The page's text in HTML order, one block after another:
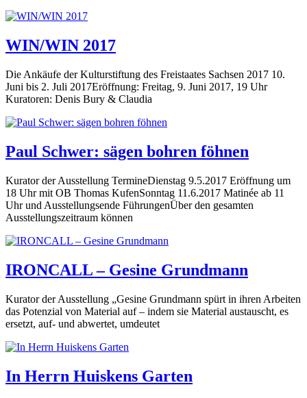
WIN/WIN 2017
Die Ankäufe der Kulturstiftung des Freistaates Sachsen 2017 10.
Juni bis 2. Juli 2017Eröffnung: Freitag, 9. Juni 2017, 19 Uhr
Kuratoren: Denis Bury & Claudia
Paul Schwer: sägen bohren föhnen
Kurator der Ausstellung TermineDienstag 9.5.2017 Eröffnung um
18 Uhr mit OB Thomas KufenSonntag 11.6.2017 Matinée ab 11
Uhr und Ausstellungsende FührungenÜber den gesamten
Ausstellungszeitraum können
IRONCALL – Gesine Grundmann
Kurator der Ausstellung „Gesine Grundmann spürt in ihren Arbeiten
das Potenzial von Material auf – indem sie Material austauscht, es
ersetzt, auf- und abwertet, umdeutet
In Herrn Huiskens Garten